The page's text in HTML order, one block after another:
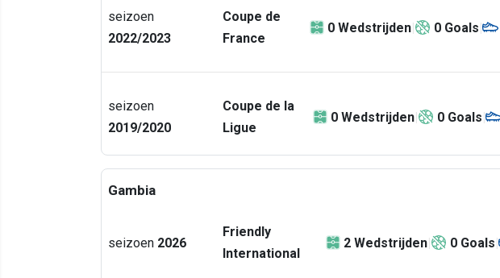
seizoen
2022/2023
Coupe de
France
0 Wedstrijden 0 Goals
seizoen
2019/2020
Coupe de la
Ligue
0 Wedstrijden 0 Goals
Gambia
seizoen 2026
Friendly
International
2 Wedstrijden 0 Goals